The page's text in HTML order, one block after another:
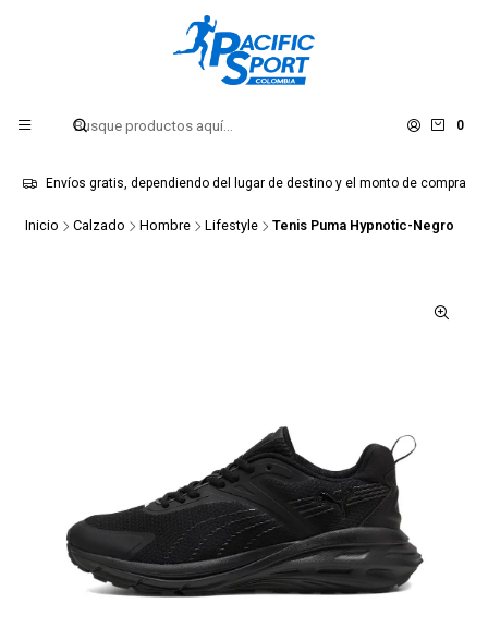
0
Envíos gratis, dependiendo del lugar de destino y el monto de compra
Inicio Calzado Hombre Lifestyle Tenis Puma Hypnotic-Negro